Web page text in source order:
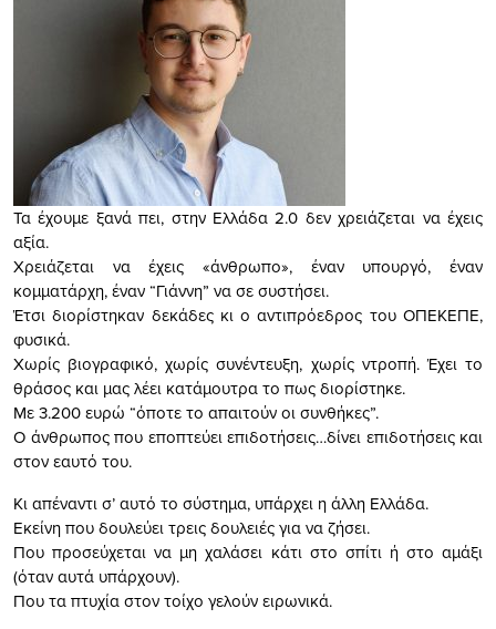
Τα έχουμε ξανά πει, στην Ελλάδα 2.0 δεν χρειάζεται να έχεις
αξία.
Χρειάζεται να έχεις «άνθρωπο», έναν υπουργό, έναν
κομματάρχη, έναν “Γιάννη” να σε συστήσει.
Έτσι διορίστηκαν δεκάδες κι ο αντιπρόεδρος του ΟΠΕΚΕΠΕ,
φυσικά.
Χωρίς βιογραφικό, χωρίς συνέντευξη, χωρίς ντροπή. Έχει το
θράσος και μας λέει κατάμουτρα το πως διορίστηκε.
Με 3.200 ευρώ “όποτε το απαιτούν οι συνθήκες”.
Ο άνθρωπος που εποπτεύει επιδοτήσεις…δίνει επιδοτήσεις και
στον εαυτό του.
Κι απέναντι σ’ αυτό το σύστημα, υπάρχει η άλλη Ελλάδα.
Εκείνη που δουλεύει τρεις δουλειές για να ζήσει.
Που προσεύχεται να μη χαλάσει κάτι στο σπίτι ή στο αμάξι
(όταν αυτά υπάρχουν).
Που τα πτυχία στον τοίχο γελούν ειρωνικά.